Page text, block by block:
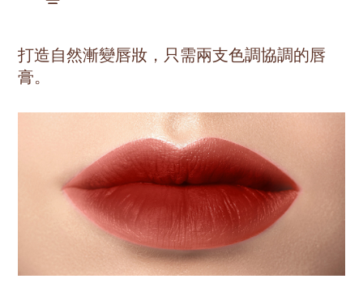
打造自然漸變唇妝，只需兩支色調協調的唇
膏。